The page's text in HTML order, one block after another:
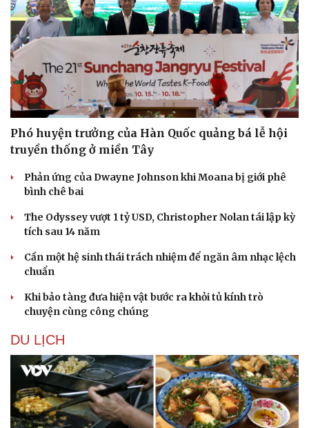
Phó huyện trưởng của Hàn Quốc quảng bá lễ hội
truyền thống ở miền Tây
Phản ứng của Dwayne Johnson khi Moana bị giới phê
bình chê bai
The Odyssey vượt 1 tỷ USD, Christopher Nolan tái lập kỳ
tích sau 14 năm
Cần một hệ sinh thái trách nhiệm để ngăn âm nhạc lệch
chuẩn
Khi bảo tàng đưa hiện vật bước ra khỏi tủ kính trò
chuyện cùng công chúng
DU LỊCH